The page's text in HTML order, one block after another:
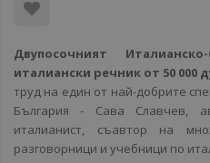
Двупосочният
италиански речник от 50 000
труд на един от най-добрите
България - Сава Славчев,
италианист, съавтор на
разговорници и учебници по